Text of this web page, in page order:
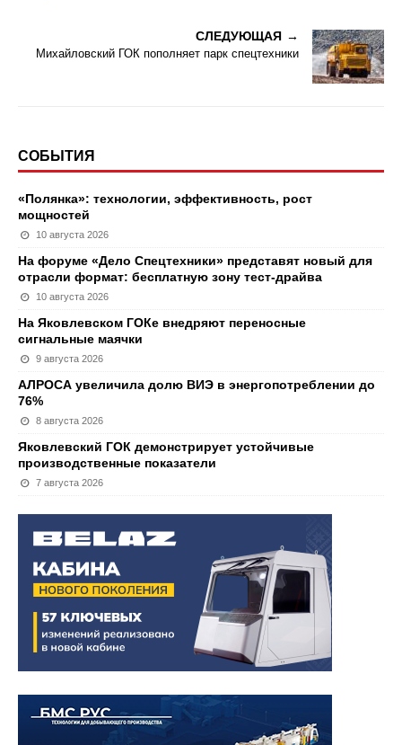
СЛЕДУЮЩАЯ
Михайловский ГОК пополняет парк спецтехники
СОБЫТИЯ
«Полянка»: технологии, эффективность, рост
мощностей
10 августа 2026
На форуме «Дело Спецтехники» представят новый для
отрасли формат: бесплатную зону тест-драйва
10 августа 2026
На Яковлевском ГОКе внедряют переносные
сигнальные маячки
9 августа 2026
АЛРОСА увеличила долю ВИЭ в энергопотреблении до
76%
8 августа 2026
Яковлевский ГОК демонстрирует устойчивые
производственные показатели
7 августа 2026